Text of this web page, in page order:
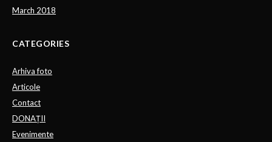
March 2018
CATEGORIES
Arhiva foto
Articole
Contact
DONAȚII
Evenimente